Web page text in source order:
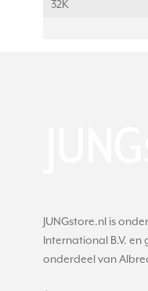
32K
JUNGstore.nl is
International B.V.
onderdeel van